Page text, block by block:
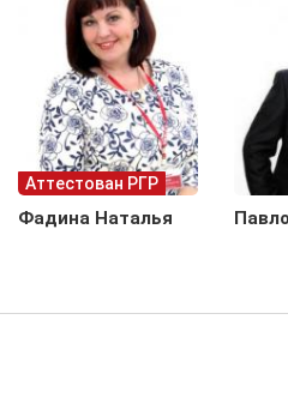
Аттестован РГР
Фадина Наталья